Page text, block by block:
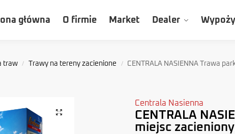
główna O firmie Market Dealer
traw / Trawy na tereny zacienione / CENTRALA NASIENNA Trawa
Centrala Nasienna
CENTRALA
miejsc